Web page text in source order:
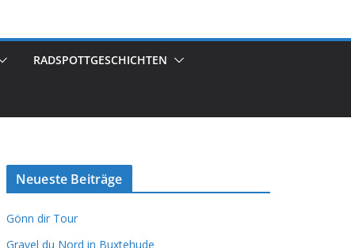
RADSPOTTGESCHICHTEN
Neueste Beiträge
Gönn dir Tour
Gravel du Nord in Buxtehude